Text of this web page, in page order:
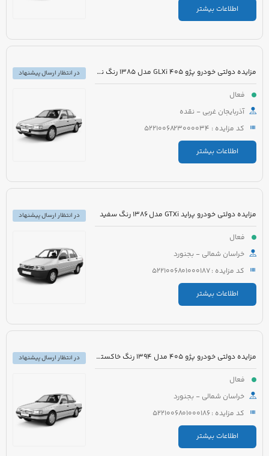
اطلاعات بیشتر
مزایده دولتی خودرو پژو 405 GLXi مدل 1385 رنگ نقره ای
فعال
آذربایجان غربی - نقده
کد مزایده : 5221006823000034
اطلاعات بیشتر
در انتظار ارسال پیشنهاد
مزایده دولتی خودرو پراید GTXi مدل 1386 رنگ سفید
فعال
خراسان شمالی - بجنورد
کد مزایده : 5221006801000187
اطلاعات بیشتر
در انتظار ارسال پیشنهاد
مزایده دولتی خودرو پژو 405 مدل 1394 رنگ خاکستری
فعال
خراسان شمالی - بجنورد
کد مزایده : 5221006801000186
اطلاعات بیشتر
در انتظار ارسال پیشنهاد